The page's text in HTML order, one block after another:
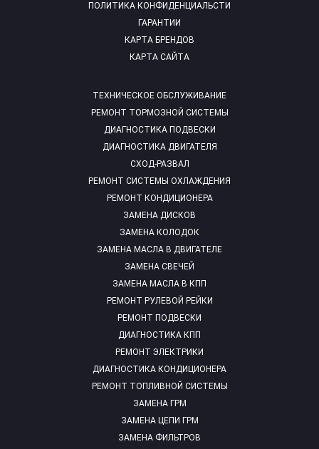
ТЕХНИЧЕСКОЕ ОБСЛУЖИВАНИЕ
РЕМОНТ ТОРМОЗНОЙ СИСТЕМЫ
ДИАГНОСТИКА ПОДВЕСКИ
ДИАГНОСТИКА ДВИГАТЕЛЯ
СХОД-РАЗВАЛ
РЕМОНТ СИСТЕМЫ ОХЛАЖДЕНИЯ
РЕМОНТ КОНДИЦИОНЕРА
ЗАМЕНА ДИСКОВ
ЗАМЕНА КОЛОДОК
ЗАМЕНА МАСЛА В ДВИГАТЕЛЕ
ЗАМЕНА СВЕЧЕЙ
ЗАМЕНА МАСЛА В КПП
РЕМОНТ РУЛЕВОЙ РЕЙКИ
РЕМОНТ ПОДВЕСКИ
ДИАГНОСТИКА КПП
РЕМОНТ ЭЛЕКТРИКИ
ДИАГНОСТИКА КОНДИЦИОНЕРА
РЕМОНТ ТОПЛИВНОЙ СИСТЕМЫ
ЗАМЕНА ГРМ
ЗАМЕНА ЦЕПИ ГРМ
ЗАМЕНА ФИЛЬТРОВ
ПОЛИТИКА КОНФИДЕНЦИАЛЬСТИ
ГАРАНТИИ
КАРТА БРЕНДОВ
КАРТА САЙТА